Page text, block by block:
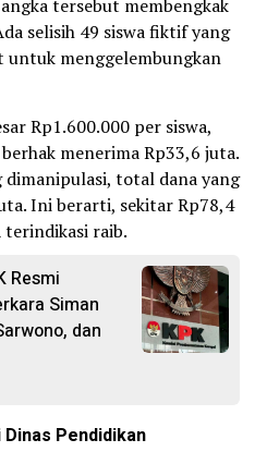
tersebut membengkak
selisih 49 siswa fiktif yang
untuk menggelembungkan
Rp1.600.000 per siswa,
menerima Rp33,6 juta.
dimanipulasi, total dana yang
Ini berarti, sekitar Rp78,4
terindikasi raib.
Resmi
Siman
dan
Pendidikan